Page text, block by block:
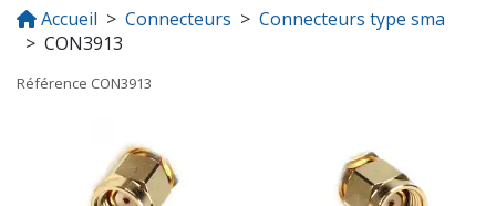
Accueil Connecteurs
Connecteurs type sma
CON3913
Référence CON3913